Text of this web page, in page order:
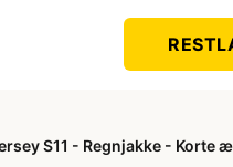
S11 - Regnjakke - Korte